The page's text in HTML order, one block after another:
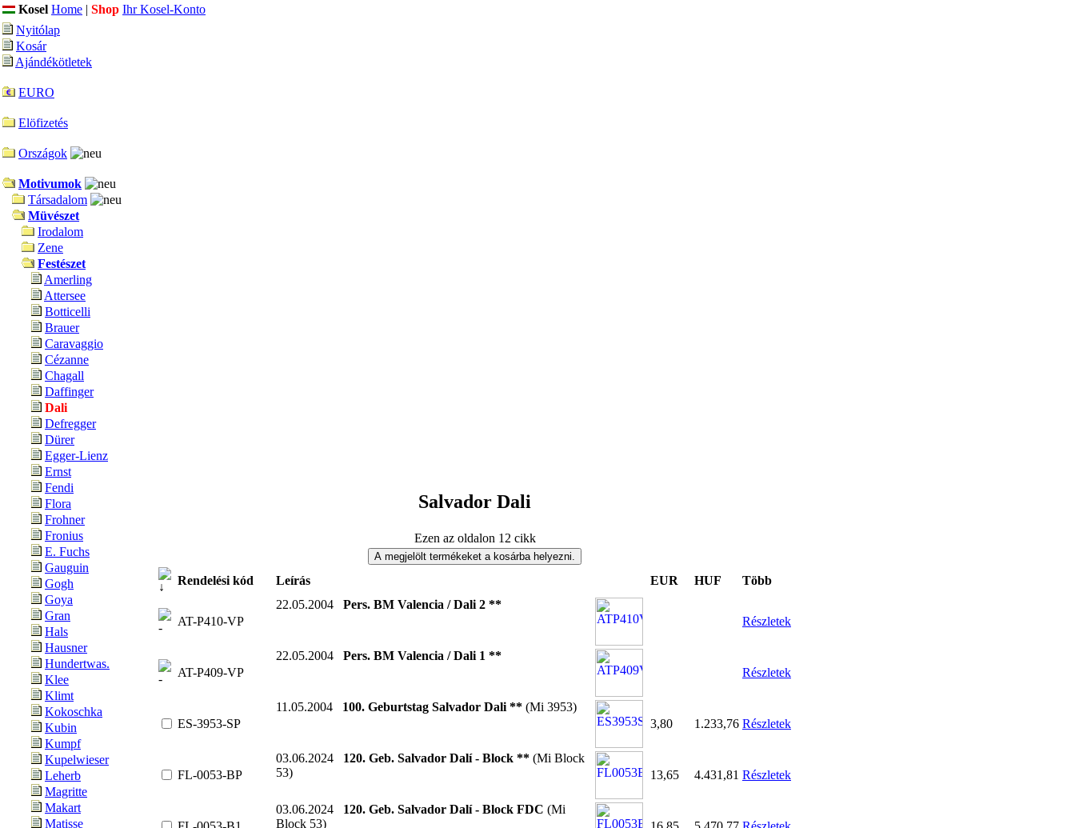
Kosel Home | Shop Ihr Kosel-Konto
Nyitólap
Kosár
Ajándékötletek
EURO
Elöfizetés
Országok
Motivumok
Társadalom
Müvészet
Irodalom
Zene
Festészet
Amerling
Attersee
Botticelli
Brauer
Caravaggio
Cézanne
Chagall
Daffinger
Dali
Defregger
Dürer
Egger-Lienz
Ernst
Fendi
Flora
Frohner
Fronius
E. Fuchs
Gauguin
Gogh
Goya
Gran
Hals
Hausner
Hundertwas.
Klee
Klimt
Kokoschka
Kubin
Kumpf
Kupelwieser
Leherb
Magritte
Makart
Matisse
Salvador Dali
Ezen az oldalon 12 cikk
Rendelési kód Leírás EUR HUF Több
AT-P410-VP
22.05.2004 Pers. BM Valencia / Dali 2 **
Részletek
AT-P409-VP
22.05.2004 Pers. BM Valencia / Dali 1 **
Részletek
ES-3953-SP
11.05.2004 100. Geburtstag Salvador Dali ** (Mi 3953)
3,80
1.233,76 Részletek
FL-0053-BP
03.06.2024 120. Geb. Salvador Dalí - Block ** (Mi Block
53)
13,65 4.431,81 Részletek
03.06.2024 120. Geb. Salvador Dalí - Block FDC (Mi
Block 53)